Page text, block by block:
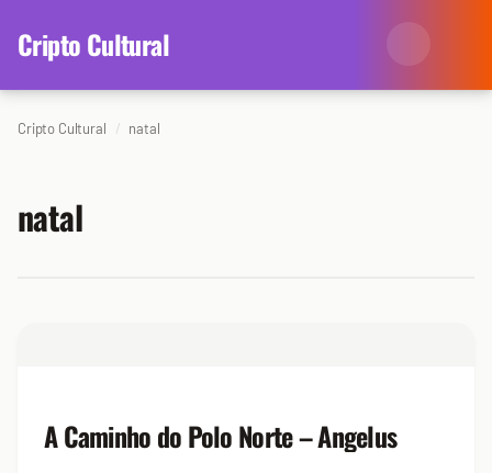
content
Cripto Cultural
Categorias
Cripto Cultural natal
natal
A Caminho do Polo Norte – Angelus